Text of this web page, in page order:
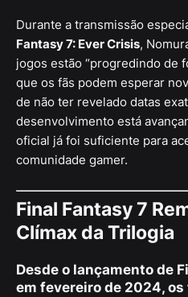
Durante a transmissão
Fantasy 7: Ever Crisis,
jogos estão “progredindo de
que os fãs podem esperar
de não ter revelado datas
desenvolvimento está
oficial já foi suficiente para
comunidade gamer.
Final Fantasy 7
Clímax da Trilogia
Desde o lançamento de
em fevereiro de 2024,